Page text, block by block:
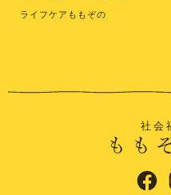
ライフケアももぞの
社会